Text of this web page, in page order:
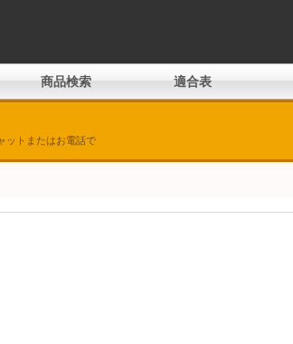
商品検索 適合表
ットまたはお電話で